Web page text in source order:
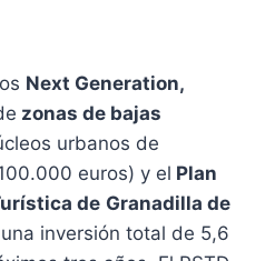
Next Generation,
zonas de bajas
urbanos de
euros) y el Plan
de Granadilla de
inversión total de 5,6